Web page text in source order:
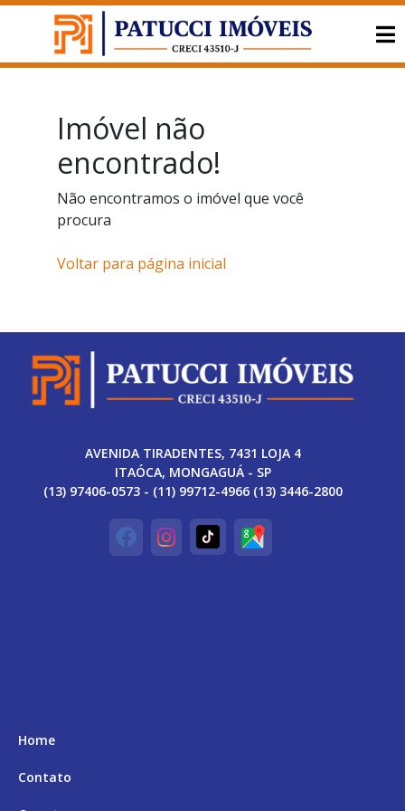
Imóvel não
encontrado!
Não encontramos o imóvel que você
procura
Voltar para página inicial
AVENIDA TIRADENTES, 7431 LOJA 4
ITAÓCA, MONGAGUÁ - SP
(13) 97406-0573 - (11) 99712-4966 (13) 3446-2800
Home
Contato